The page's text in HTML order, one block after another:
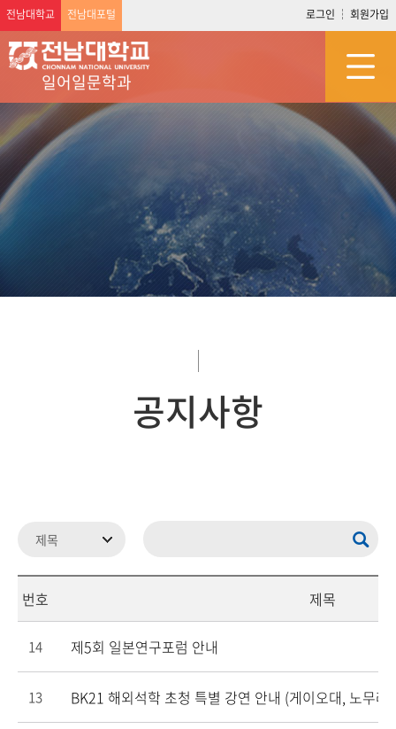
전남대학교 전남대포털 로그인 회원가입
일어일문학과
공지사항
번호 제목
14 제5회 일본연구포럼 안내
13 BK21 해외석학 초청 특별 강연 안내 (게이오대, 노무라